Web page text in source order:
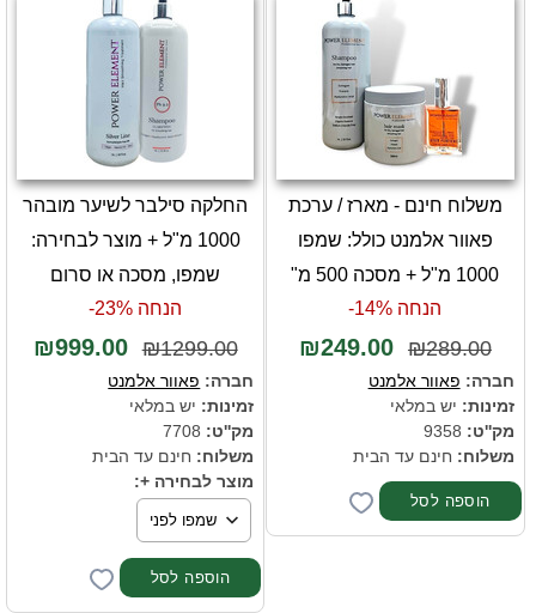
משלוח חינם - מארז / ערכת
פאוור אלמנט כולל: שמפו
1000 מ"ל + מסכה 500 מ"
הנחה 14%-
₪289.00
₪249.00
חברה: פאוור אלמנט
זמינות: יש במלאי
מק''ט:
משלוח: חינם עד הבית
החלקה סילבר לשיער מובהר
1000 מ"ל + מוצר לבחירה:
שמפו, מסכה או סרום
הנחה 23%-
₪1299.00
₪999.00
חברה: פאוור אלמנט
זמינות: יש במלאי
מק''ט:
משלוח: חינם עד הבית
מוצר לבחירה +: